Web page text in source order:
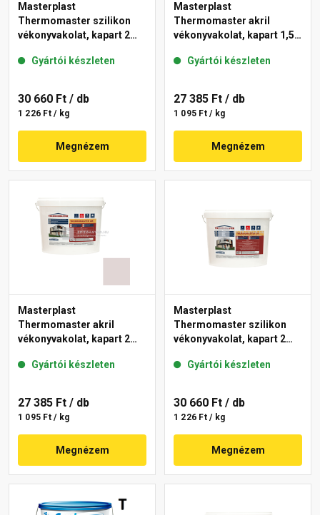
Masterplast
Thermomaster szilikon
vékonyvakolat, kapart 2
Gyártói készleten
30 660 Ft / db
1 226 Ft / kg
Megnézem
Masterplast
Thermomaster akril
vékonyvakolat, kapart 1,5
Gyártói készleten
27 385 Ft / db
1 095 Ft / kg
Megnézem
Masterplast
Thermomaster akril
vékonyvakolat, kapart 2
Gyártói készleten
27 385 Ft / db
1 095 Ft / kg
Megnézem
Masterplast
Thermomaster szilikon
vékonyvakolat, kapart 2
Gyártói készleten
30 660 Ft / db
1 226 Ft / kg
Megnézem